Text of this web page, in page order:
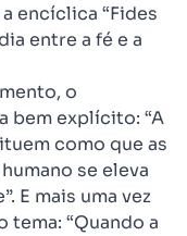
encíclica “Fides
entre a fé e a
o
bem explícito: “A
como que as
se eleva
E mais uma vez
“Quando a